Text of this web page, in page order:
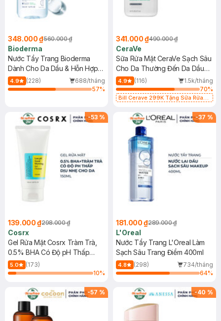
348.000 ₫560.000 ₫
Bioderma
Nước Tẩy Trang Bioderma
Dành Cho Da Dầu & Hỗn Hợp
500ml
4.9 (228)
688/tháng
57%
341.000 ₫490.000 ₫
CeraVe
Sữa Rửa Mặt CeraVe Sạch Sâu
Cho Da Thường Đến Da Dầu
473ml
4.9 (116)
1.5k/tháng
70%
Bill Cerave 299K Tặng Sữa Rửa
-53 %
139.000 ₫298.000 ₫
Cosrx
Gel Rửa Mặt Cosrx Tràm Trà,
0.5% BHA Có Độ pH Thấp
150ml
5.0
(173)
10%
-37 %
181.000 ₫289.000 ₫
L'Oreal
Nước Tẩy Trang L'Oreal Làm
Sạch Sâu Trang Điểm 400ml
4.8 (298)
734/tháng
64%
-57 % -40 %